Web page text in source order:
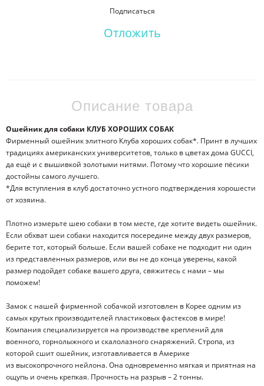
Подписаться
Отложить
Описание товара
Ошейник для собаки КЛУБ ХОРОШИХ СОБАК
Фирменный ошейник элитного Клуба хороших собак*. Принт в лучших
традициях американских университетов, только в цветах дома GUCCI,
да ещё и с вышивкой золотыми нитями. Потому что хорошие пёсики
достойны самого лучшего.
*Для вступления в клуб достаточно устного подтверждения хорошести
от хозяина.
Плотно измерьте шею собаки в том месте, где хотите видеть ошейник.
Если обхват шеи собаки находится посередине между двух размеров,
берите тот, который больше. Если вашей собаке не подходит ни один
из представленных размеров, или вы не до конца уверены, какой
размер подойдет собаке вашего друга, свяжитесь с нами – мы
поможем!
Замок с нашей фирменной собачкой изготовлен в Корее одним из
самых крутых производителей пластиковых фастексов в мире!
Компания специализируется на производстве креплений для
военного, горнолыжного и скалолазного снаряжений. Стропа, из
которой сшит ошейник, изготавливается в Америке
из высокопрочного нейлона. Она одновременно мягкая и приятная на
ощупь и очень крепкая. Прочность на разрыв – 2 тонны.